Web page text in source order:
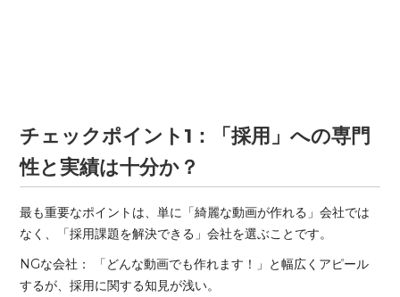
チェックポイント1：「採用」への専門
性と実績は十分か？
最も重要なポイントは、単に「綺麗な動画が作れる」会社では
なく、「採用課題を解決できる」会社を選ぶことです。
NGな会社： 「どんな動画でも作れます！」と幅広くアピール
するが、採用に関する知見が浅い。